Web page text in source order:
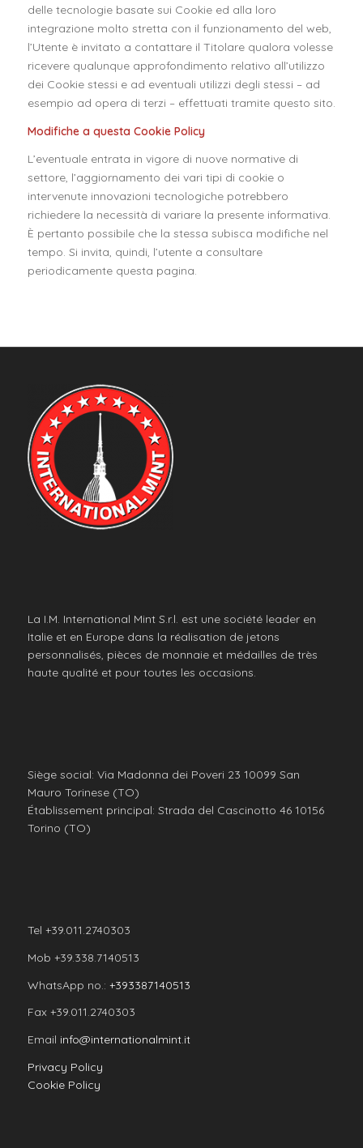
delle tecnologie basate sui Cookie ed alla loro
integrazione molto stretta con il funzionamento del web,
l’Utente è invitato a contattare il Titolare qualora volesse
ricevere qualunque approfondimento relativo all’utilizzo
dei Cookie stessi e ad eventuali utilizzi degli stessi – ad
esempio ad opera di terzi – effettuati tramite questo sito.
Modifiche a questa Cookie Policy
L’eventuale entrata in vigore di nuove normative di
settore, l’aggiornamento dei vari tipi di cookie o
intervenute innovazioni tecnologiche potrebbero
richiedere la necessità di variare la presente informativa.
È pertanto possibile che la stessa subisca modifiche nel
tempo. Si invita, quindi, l’utente a consultare
periodicamente questa pagina.
La I.M. International Mint S.r.l. est une société leader en
Italie et en Europe dans la réalisation de jetons
personnalisés, pièces de monnaie et médailles de très
haute qualité et pour toutes les occasions.
Siège social: Via Madonna dei Poveri 23 10099 San
Mauro Torinese (TO)
Établissement principal: Strada del Cascinotto 46 10156
Torino (TO)
Tel +39.011.2740303
Mob +39.338.7140513
WhatsApp no.: +393387140513
Fax +39.011.2740303
Email info@internationalmint.it
Privacy Policy
Cookie Policy